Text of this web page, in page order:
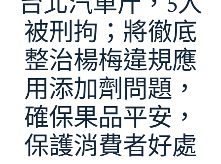
被刑拘；將徹底
整治楊梅違規應
用添加劑問題，
確保果品平安，
保護消費者好處